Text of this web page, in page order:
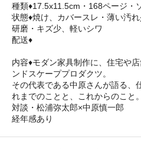
種類♦17.5x11.5cm・168ページ・
状態♦焼け、カバースレ・薄い汚
研磨・キズ少、軽いシワ
配送♦
内容♦モダン家具制作に、住宅や
ンドスケーププロダクツ。
その代表である中原さんが語る、
れまでのことと、これからのこと。
対談・松浦弥太郎×中原慎一郎
経年感あり